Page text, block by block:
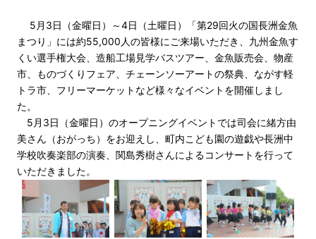
5月3日（金曜日）～4日（土曜日）「第29回火の国長洲金魚
まつり」には約55,000人の皆様にご来場いただき、九州金魚す
くい選手権大会、造船工場見学バスツアー、金魚販売会、物産
市、ものづくりフェア、チェーンソーアートの祭典、ながす軽
トラ市、フリーマーケットなど様々なイベントを開催しまし
た。
5月3日（金曜日）のオープニングイベントでは司会に緒方由
美さん（おがっち）をお迎えし、町内こども園の遊戯や長洲中
学校吹奏楽部の演奏、関島秀樹さんによるコンサートを行って
いただきました。